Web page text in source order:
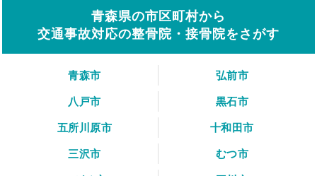
青森県の市区町村から
交通事故対応の整骨院・接骨院をさがす
青森市
弘前市
八戸市
黒石市
五所川原市
十和田市
三沢市
むつ市